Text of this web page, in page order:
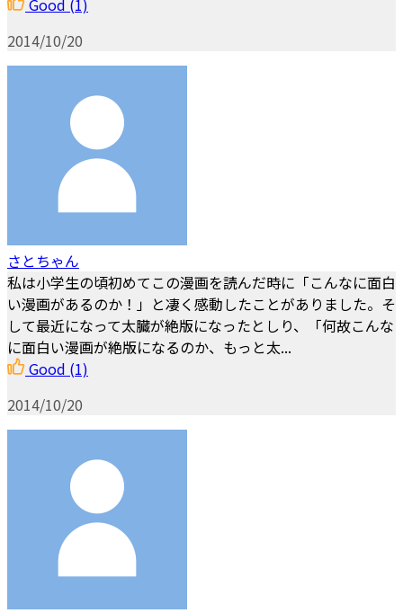
Good (1)
2014/10/20
さとちゃん
私は小学生の頃初めてこの漫画を読んだ時に「こんなに面白
い漫画があるのか！」と凄く感動したことがありました。そ
して最近になって太臓が絶版になったとしり、「何故こんな
に面白い漫画が絶版になるのか、もっと太...
Good (1)
2014/10/20